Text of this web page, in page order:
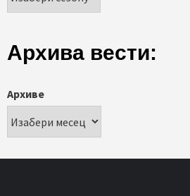
Архива вести:
Архиве